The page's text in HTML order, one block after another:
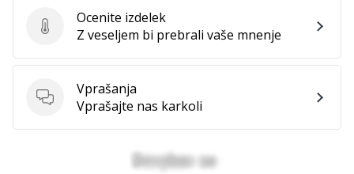
Ocenite izdelek
Ocenite izdelek
Z veseljem bi prebrali vaše mnenje
Vprašanja
Vprašanja
Vprašajte nas karkoli